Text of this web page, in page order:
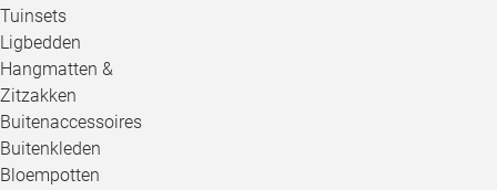
Tuinsets
Ligbedden
Hangmatten &
Zitzakken
Buitenaccessoires
Buitenkleden
Bloempotten